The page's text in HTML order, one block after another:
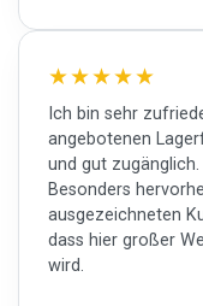
Ich bin sehr
angebotenen
und gut zugänglich.
Besonders
ausgezeichneten
dass hier großer
wird.